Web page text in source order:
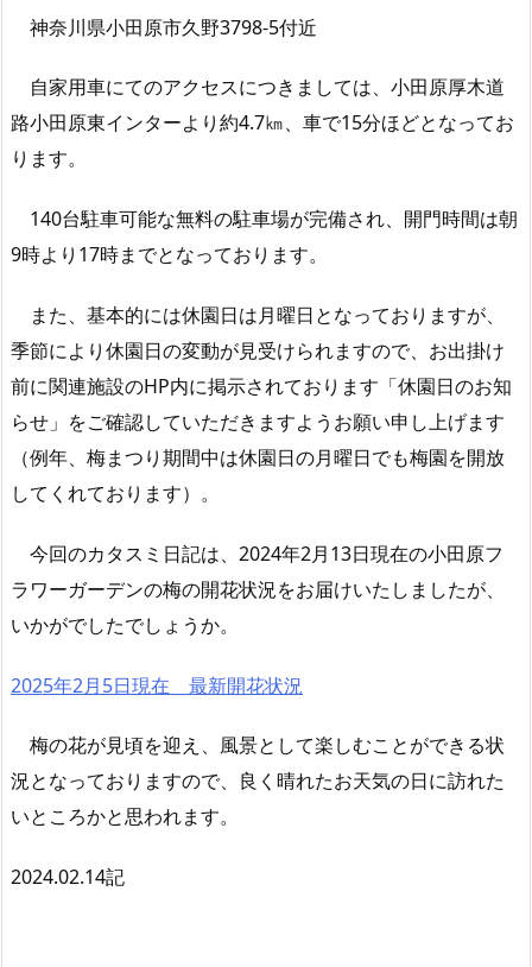
神奈川県小田原市久野3798-5付近
自家用車にてのアクセスにつきましては、小田原厚木道
路小田原東インターより約4.7㎞、車で15分ほどとなってお
ります。
140台駐車可能な無料の駐車場が完備され、開門時間は朝
9時より17時までとなっております。
また、基本的には休園日は月曜日となっておりますが、
季節により休園日の変動が見受けられますので、お出掛け
前に関連施設のHP内に掲示されております「休園日のお知
らせ」をご確認していただきますようお願い申し上げます
（例年、梅まつり期間中は休園日の月曜日でも梅園を開放
してくれております）。
今回のカタスミ日記は、2024年2月13日現在の小田原フ
ラワーガーデンの梅の開花状況をお届けいたしましたが、
いかがでしたでしょうか。
2025年2月5日現在 最新開花状況
梅の花が見頃を迎え、風景として楽しむことができる状
況となっておりますので、良く晴れたお天気の日に訪れた
いところかと思われます。
2024.02.14記